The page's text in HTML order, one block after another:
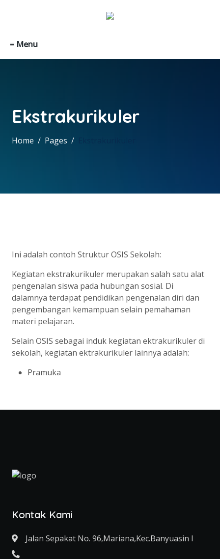
≡ Menu
Ekstrakurikuler
Home Pages
Ini adalah contoh Struktur OSIS Sekolah:
Kegiatan ekstrakurikuler merupakan salah satu alat
pengenalan siswa pada hubungan sosial. Di
dalamnya terdapat pendidikan pengenalan diri dan
pengembangan kemampuan selain pemahaman
materi pelajaran.
Selain OSIS sebagai induk kegiatan ektrakurikuler di
sekolah, kegiatan ektrakurikuler lainnya adalah:
Pramuka
Kontak Kami
Jalan Sepakat No. 96,Mariana,Kec.Banyuasin I